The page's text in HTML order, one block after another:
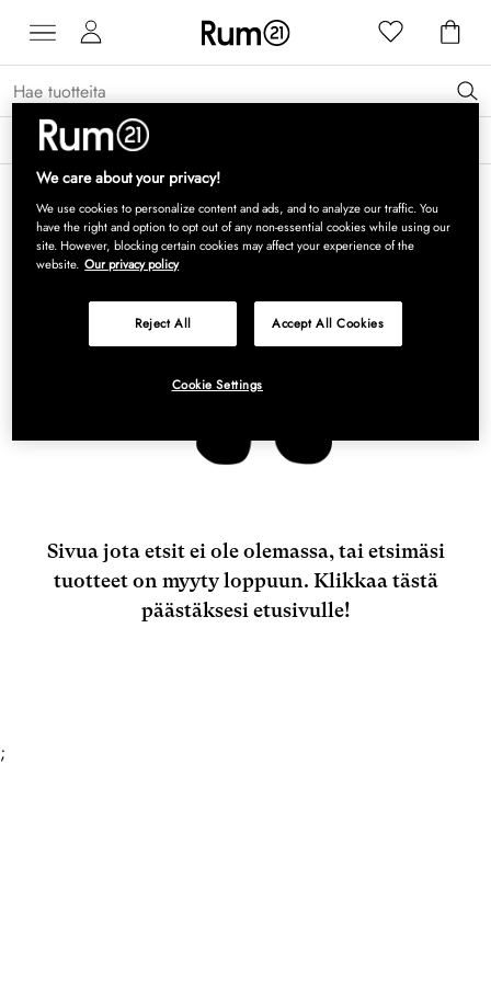
Saat 15 % alennusta Grythyttan Stålmöbler -tuotteista* →
Sivua jota etsit ei ole olemassa, tai etsimäsi
tuotteet on myyty loppuun. Klikkaa tästä
päästäksesi etusivulle!
;
We care about your privacy!
We use cookies to personalize content and ads, and to analyze our traffic. You
have the right and option to opt out of any non-essential cookies while using our
site. However, blocking certain cookies may affect your experience of the
website. Our privacy policy
Reject All Accept All Cookies
Cookie Settings